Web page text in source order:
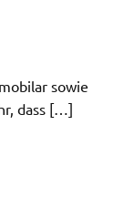
sowie
dass […]